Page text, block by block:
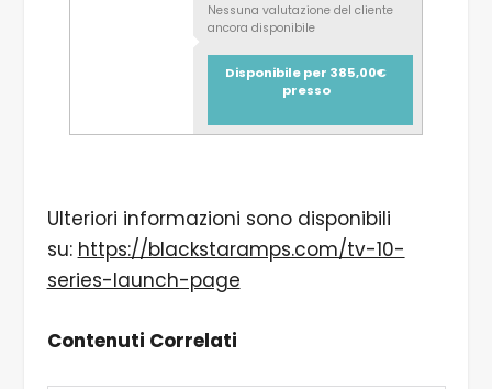
Nessuna valutazione del cliente
ancora disponibile
Disponibile per 385,00€
presso
Ulteriori informazioni sono disponibili
su: https://blackstaramps.com/tv-10-
series-launch-page
Contenuti Correlati